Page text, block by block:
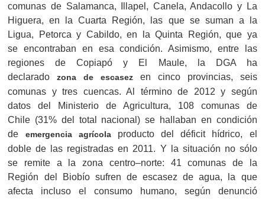
comunas de Salamanca, Illapel, Canela, Andacollo y La
Higuera, en la Cuarta Región, las que se suman a la
Ligua, Petorca y Cabildo, en la Quinta Región, que ya
se encontraban en esa condición. Asimismo, entre las
regiones de Copiapó y El Maule, la DGA ha
declaradozona de escasez en cinco provincias, seis
comunas y tres cuencas. Al término de 2012 y según
datos del Ministerio de Agricultura, 108 comunas de
Chile (31% del total nacional) se hallaban en condición
de emergencia agrícolaproducto del déficit hídrico, el
doble de las registradas en 2011. Y la situación no sólo
se remite a la zona centro–norte: 41 comunas de la
Región del Biobío sufren de escasez de agua, la que
afecta incluso el consumo humano, según denunció